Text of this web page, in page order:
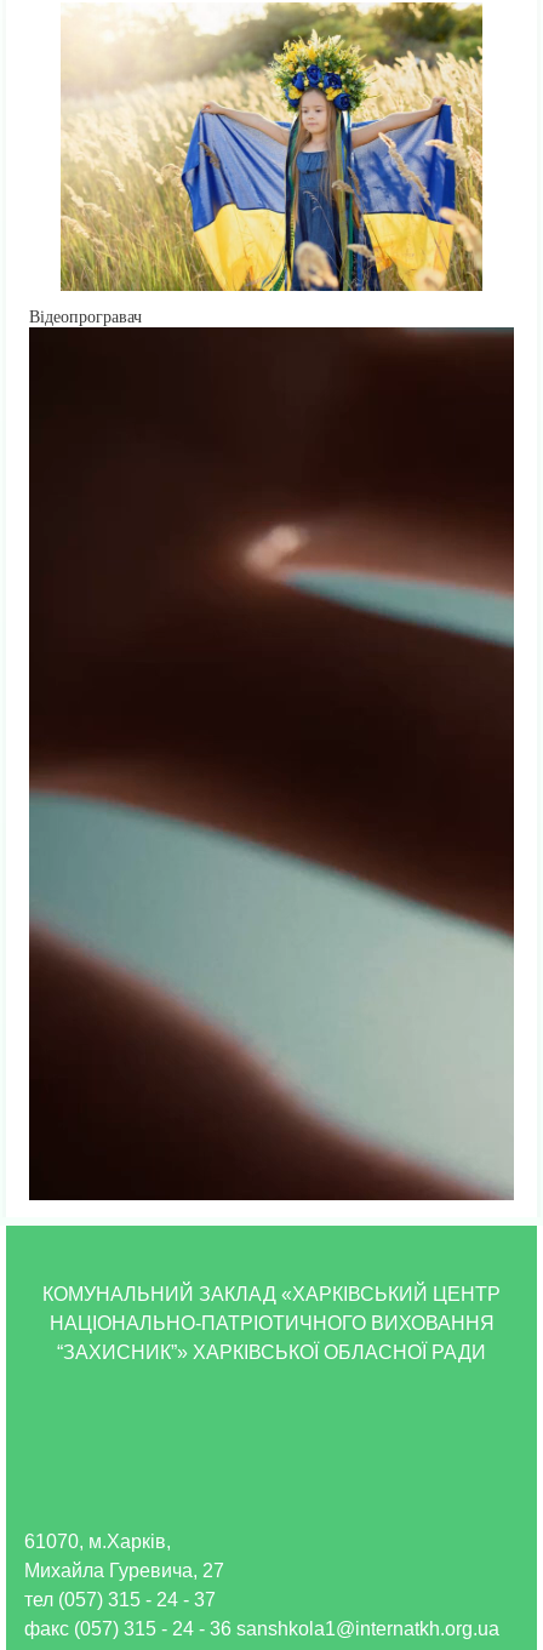
Відеопрогравач
КОМУНАЛЬНИЙ ЗАКЛАД «ХАРКІВСЬКИЙ ЦЕНТР
НАЦІОНАЛЬНО-ПАТРІОТИЧНОГО ВИХОВАННЯ
“ЗАХИСНИК”» ХАРКІВСЬКОЇ ОБЛАСНОЇ РАДИ
61070, м.Харків,
Михайла Гуревича, 27
тел (057) 315 - 24 - 37
факс (057) 315 - 24 - 36 sanshkola1@internatkh.org.ua